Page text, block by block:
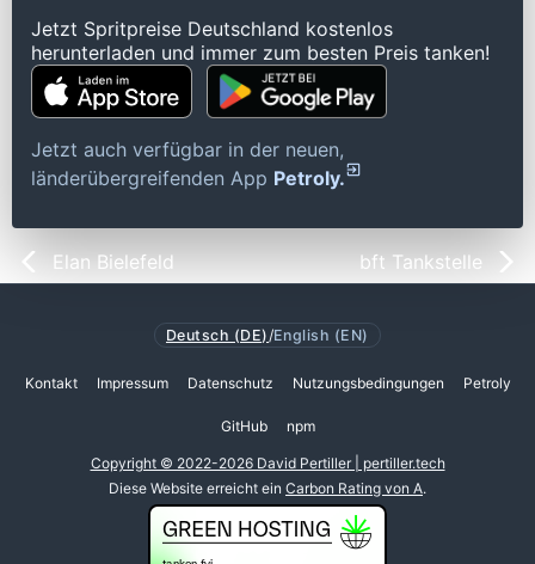
Jetzt Spritpreise Deutschland kostenlos
herunterladen und immer zum besten Preis tanken!
Jetzt auch verfügbar in der neuen,
länderübergreifenden App Petroly.
Elan Bielefeld bft Tankstelle
Deutsch (DE) /English (EN)
Kontakt Impressum Datenschutz Nutzungsbedingungen Petroly
GitHub npm
Copyright © 2022-2026 David Pertiller | pertiller.tech
Diese Website erreicht ein Carbon Rating von A.